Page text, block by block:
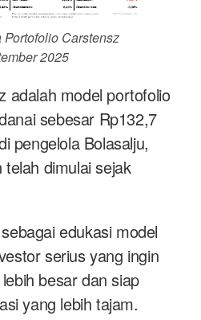
Portofolio Carstensz
2025
adalah model portofolio
sebesar Rp132,7
pengelola Bolasalju,
dimulai sejak
edukasi model
serius yang ingin
besar dan siap
yang lebih tajam.